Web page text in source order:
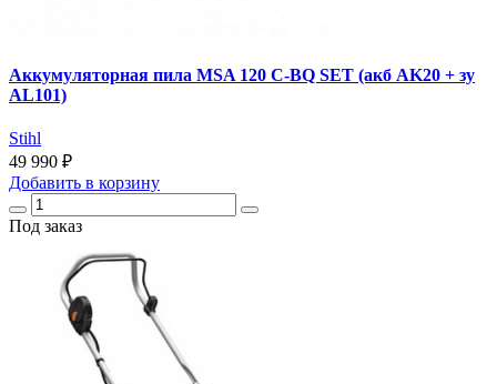
Аккумуляторная пила MSA 120 C-BQ SET (акб AK20 + зу
AL101)
Stihl
49 990 ₽
Добавить в корзину
Под заказ